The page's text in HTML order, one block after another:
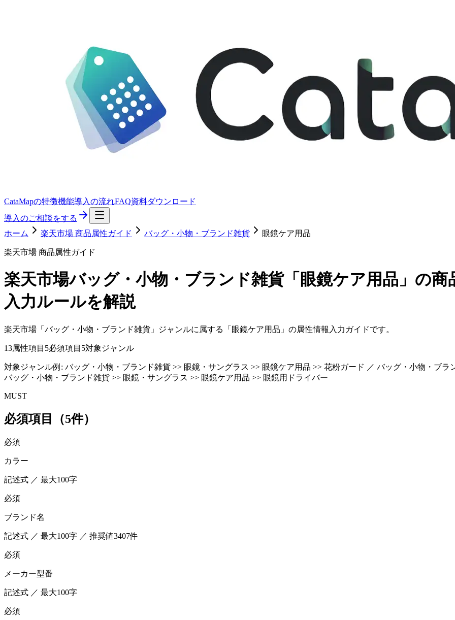
CataMapの特徴機能導入の流れFAQ資料ダウンロード
導入のご相談をする
ホーム
楽天市場 商品属性ガイド バッグ・小物・ブランド雑貨 眼鏡ケア用品
楽天市場 商品属性ガイド
楽天市場バッグ・小物・ブランド雑貨「眼鏡ケア用品」 の商
入力ルールを解説
楽天市場「バッグ・小物・ブランド雑貨」ジャンルに属する「眼鏡ケア用品」の属性情報入力ガイドです。
13属性項目 5必須項目 5対象ジャンル
対象ジャンル例: バッグ・小物・ブランド雑貨 >> 眼鏡・サングラス >> 眼鏡ケア用品 >> 花粉ガード ／ バッグ・小物・ブ
バッグ・小物・ブランド雑貨 >> 眼鏡・サングラス >> 眼鏡ケア用品 >> 眼鏡用ドライバー
MUST
必須項目（5件）
必須
カラー
記述式 ／ 最大100字
必須
ブランド名
記述式 ／ 最大100字 ／ 推奨値3407件
必須
メーカー型番
記述式 ／ 最大100字
必須